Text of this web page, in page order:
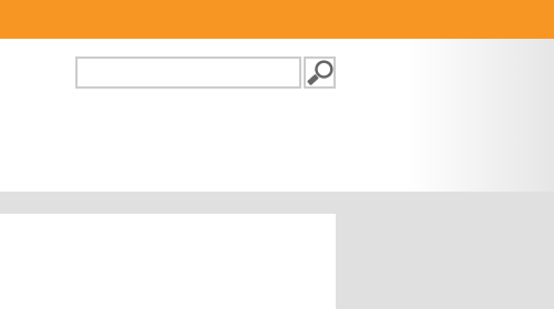
FORMULAIRE DE